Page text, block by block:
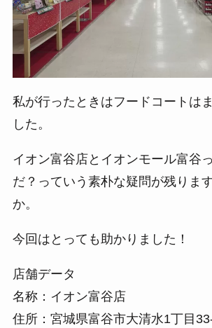
私が行ったときはフードコートは
した。
イオン富谷店とイオンモール富谷
だ？っていう素朴な疑問が残りま
か。
今回はとっても助かりました！
店舗データ
名称：イオン富谷店
住所：宮城県富谷市大清水1丁目